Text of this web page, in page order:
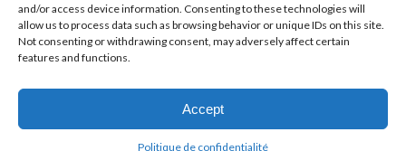
and/or access device information. Consenting to these technologies will
allow us to process data such as browsing behavior or unique IDs on this site.
Not consenting or withdrawing consent, may adversely affect certain
features and functions.
Accept
Politique de confidentialité
© Les Industries McAsphalt Ltée® 2015 • ISO
9001/14001